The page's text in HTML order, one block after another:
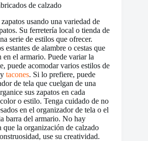
de calzado
usando una variedad de
Su ferretería local o tienda de
serie de estilos que ofrecer.
estantes de alambre o cestas que
en el armario. Puede variar la
puede acomodar varios estilos de
tacones. Si lo prefiere, puede
de tela que cuelgan de una
sus zapatos en cada
o estilo. Tenga cuidado de no
en el organizador de tela o el
barra del armario. No hay
que la organización de calzado
use su creatividad.